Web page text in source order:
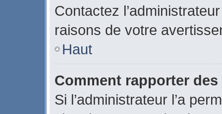
Contactez
raisons de votre
Haut
Comment rapporter
Si l’administrateur l’a